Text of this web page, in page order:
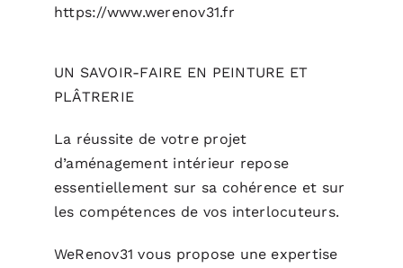
https://www.werenov31.fr
UN SAVOIR-FAIRE EN PEINTURE ET
PLÂTRERIE
La réussite de votre projet
d’aménagement intérieur repose
essentiellement sur sa cohérence et sur
les compétences de vos interlocuteurs.
WeRenov31 vous propose une expertise